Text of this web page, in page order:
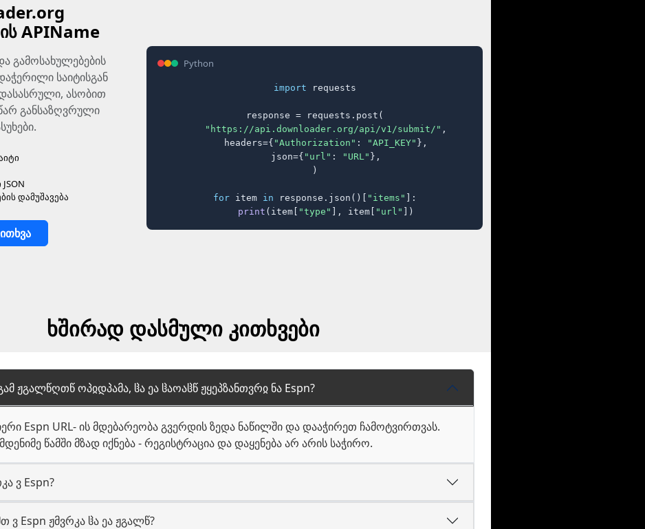
APIName
გამოსახულებების
საიტისგან
ასობით
განსაზღვრული
დამუშავება
Python
import requests
response = requests.post(
"https://api.downloader.org/api/v1/submit/" ,
    headers={
"Authorization" : "API_KEY" },
    json={
"url" : "URL" },
)
for item in response.json()[ "items" ]:
print (item[ "type" ], item[ "url" ])
ხშირად დასმული კითხვები
ჟგალწღთწ ოპჲდპამა, ჱა ეა ჱაოაჱწ ჟყეპზანთვრჲ ნა Espn?
Espn URL- ის მდებარეობა გვერდის ზედა ნაწილში და დააჭირეთ ჩამოტვირთვას.
წამში მზად იქნება - რეგისტრაცია და დაყენება არ არის საჭირო.
ვ Espn?
ვ Espn ჟმვრკა ჱა ეა ჟგალწ?